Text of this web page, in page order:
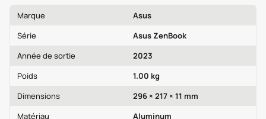
Marque
Asus
Série
Asus ZenBook
Année de sortie
2023
Poids
1.00 kg
Dimensions
296 × 217 × 11 mm
Matériau
Aluminum